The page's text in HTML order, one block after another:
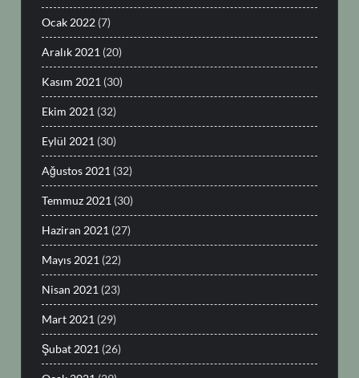
Ocak 2022 (7)
Aralık 2021 (20)
Kasım 2021 (30)
Ekim 2021 (32)
Eylül 2021 (30)
Ağustos 2021 (32)
Temmuz 2021 (30)
Haziran 2021 (27)
Mayıs 2021 (22)
Nisan 2021 (23)
Mart 2021 (29)
Şubat 2021 (26)